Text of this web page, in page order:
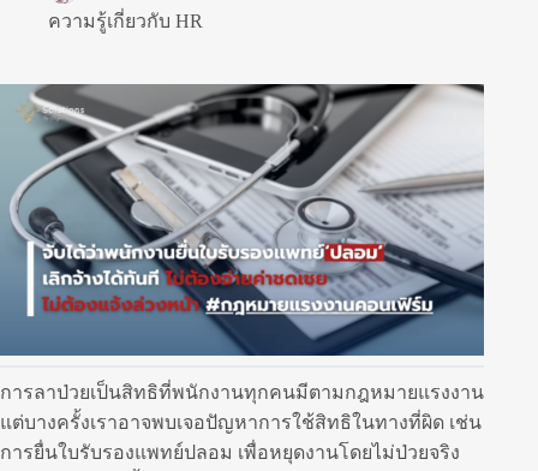
ความรู้เกี่ยวกับ HR
การลาป่วยเป็นสิทธิที่พนักงานทุกคนมีตามกฎหมายแรงงาน
แต่บางครั้งเราอาจพบเจอปัญหาการใช้สิทธิในทางที่ผิด เช่น
การยื่นใบรับรองแพทย์ปลอม เพื่อหยุดงานโดยไม่ป่วยจริง